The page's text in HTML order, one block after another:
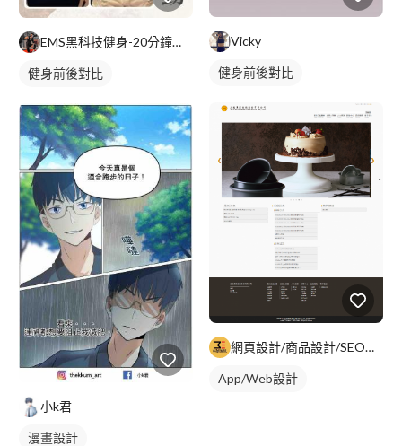
EMS黑科技健身-20分鐘極速瘦身-專業教練
健身前後對比
小k君
漫畫設計
Vicky
健身前後對比
網頁設計/商品設計/SEO優化/FB行銷
App/Web設計